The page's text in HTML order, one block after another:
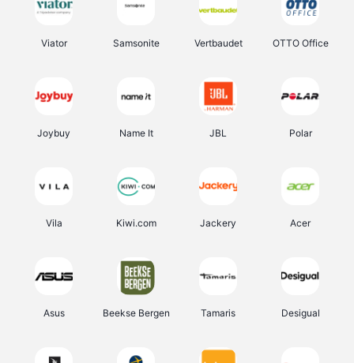
Viator Samsonite Vertbaudet OTTO Office
Joybuy Name It JBL Polar
Vila Kiwi.com Jackery Acer
Asus Beekse Bergen Tamaris Desigual